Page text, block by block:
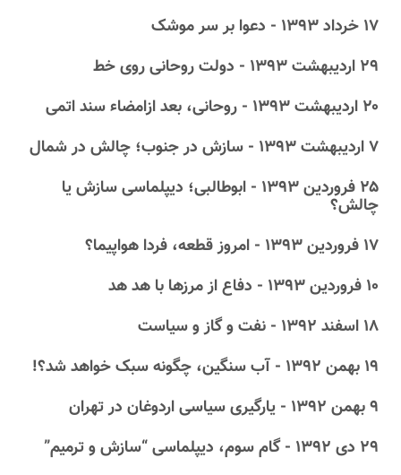
۱۷ خرداد ۱۳۹۳ - دعوا بر سر موشک
۲۹ اردیبهشت ۱۳۹۳ - دولت روحانی روی خط
۲۰ اردیبهشت ۱۳۹۳ - روحانی، بعد ازامضاء سند اتمی
۷ اردیبهشت ۱۳۹۳ - سازش در جنوب؛ چالش در شمال
۲۵ فروردین ۱۳۹۳ - ابوطالبی؛ دیپلماسی سازش یا
چالش؟
۱۷ فروردین ۱۳۹۳ - امروز قطعه، فردا هواپیما؟
۱۰ فروردین ۱۳۹۳ - دفاع از مرزها با هد هد
۱۸ اسفند ۱۳۹۲ - نفت و گاز و سیاست
۱۹ بهمن ۱۳۹۲ - آب سنگین، چگونه سبک خواهد شد؟!
۹ بهمن ۱۳۹۲ - یارگیری سیاسی اردوغان در تهران
۲۹ دى ۱۳۹۲ - گام سوم، دیپلماسی “سازش و ترمیم”